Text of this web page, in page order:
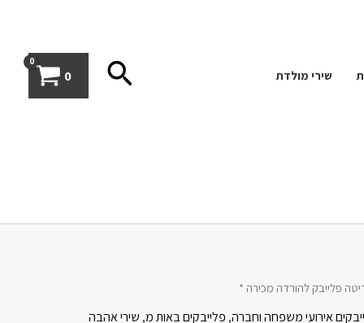
שירי מולדת חיפוש0
פלייבק להורדה מכירה *
אירועי משפחה וחברה, פלייבקים באות מ, שירי אהבה